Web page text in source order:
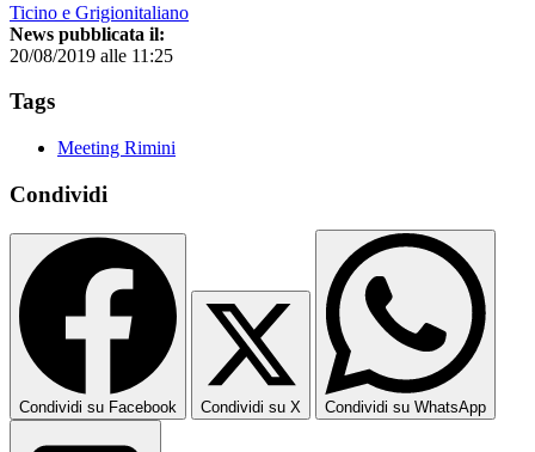
Ticino e Grigionitaliano
News pubblicata il:
20/08/2019 alle 11:25
Tags
Meeting Rimini
Condividi
Condividi su Facebook Condividi su X Condividi su WhatsApp